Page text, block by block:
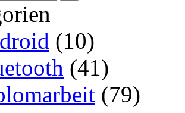
(10)
(41)
(79)